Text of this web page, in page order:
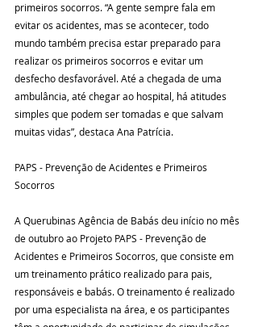
primeiros socorros. “A gente sempre fala em
evitar os acidentes, mas se acontecer, todo
mundo também precisa estar preparado para
realizar os primeiros socorros e evitar um
desfecho desfavorável. Até a chegada de uma
ambulância, até chegar ao hospital, há atitudes
simples que podem ser tomadas e que salvam
muitas vidas”, destaca Ana Patrícia.
PAPS - Prevenção de Acidentes e Primeiros
Socorros
A Querubinas Agência de Babás deu início no mês
de outubro ao Projeto PAPS - Prevenção de
Acidentes e Primeiros Socorros, que consiste em
um treinamento prático realizado para pais,
responsáveis e babás. O treinamento é realizado
por uma especialista na área, e os participantes